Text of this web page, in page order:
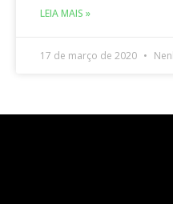
LEIA MAIS »
17 de março de 2020